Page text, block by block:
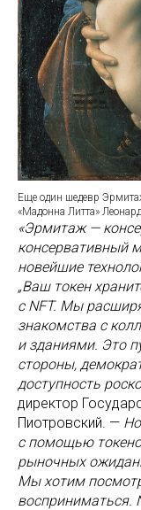
Еще один шедевр
«Мадонна Литта»
«Эрмитаж —
консервативный
новейшие
„Ваш токен
c NFT. Мы
знакомства с
и зданиями. Это
стороны,
доступность
директор
Пиотровский. —
с помощью
рыночных
Мы хотим
восприниматься.